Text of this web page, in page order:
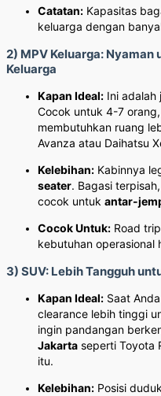
Catatan: Kapasitas
keluarga dengan
2) MPV Keluarga:
Keluarga
Kapan Ideal: Ini adalah
Cocok untuk 4-7
membutuhkan ruang
Avanza atau Daihatsu
Kelebihan: Kabinnya
seater. Bagasi
cocok untuk antar-
Cocok Untuk: Road
kebutuhan operasional
3) SUV: Lebih Tangguh
Kapan Ideal: Saat
clearance lebih tinggi
ingin pandangan
Jakarta seperti Toyota
itu.
Kelebihan: Posisi